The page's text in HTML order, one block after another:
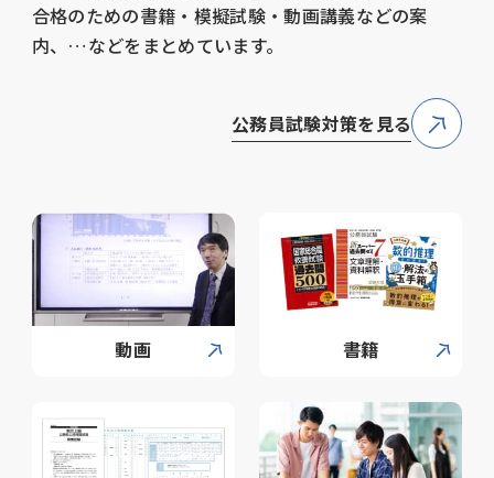
合格のための書籍・模擬試験・動画講義などの案
内、…などをまとめています。
公務員試験対策を見る
動画 書籍